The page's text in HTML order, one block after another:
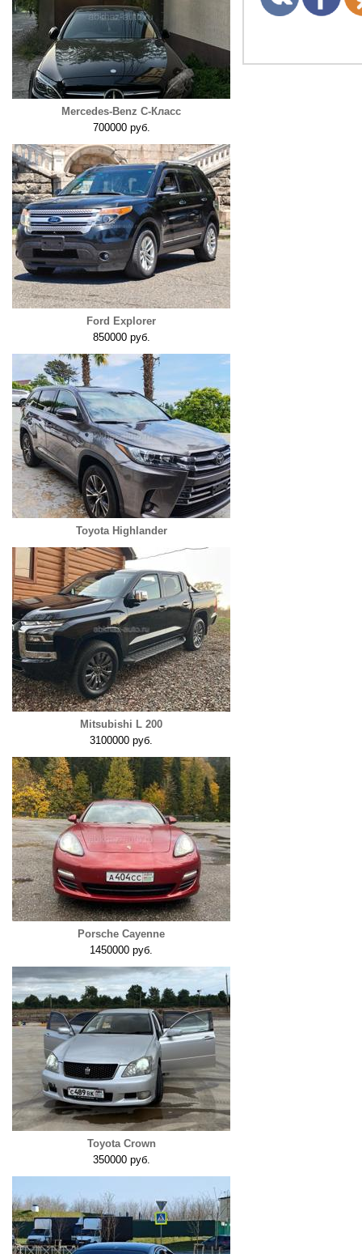
Mercedes-Benz C-Класс
700000 руб.
Ford Explorer
850000 руб.
Toyota Highlander
Mitsubishi L 200
3100000 руб.
Porsche Cayenne
1450000 руб.
Toyota Crown
350000 руб.